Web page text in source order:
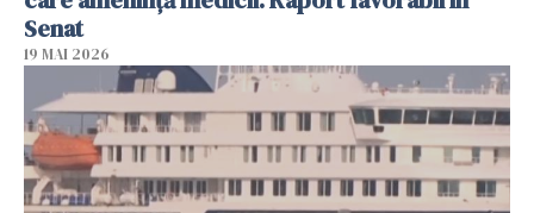
Senat
19 MAI 2026